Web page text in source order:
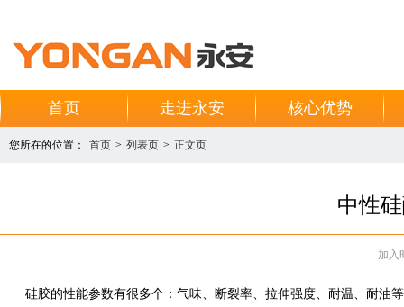
首页 走进永安 核心优势
您所在的位置： 首页 > 列表页 > 正文页
中性
加入
硅胶的性能参数有很多个：气味、断裂率、拉伸强度、耐温、耐油